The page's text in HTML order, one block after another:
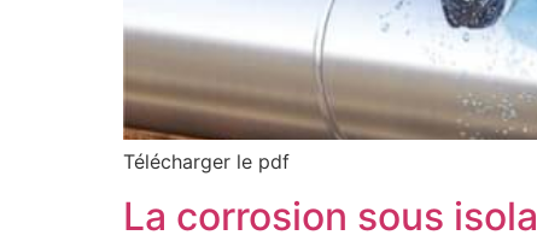
Télécharger le pdf
La corrosion sous